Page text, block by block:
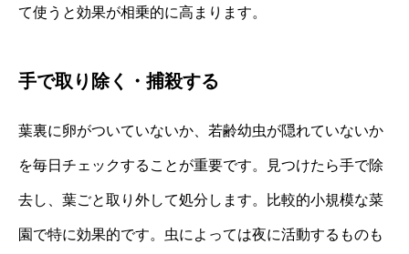
て使うと効果が相乗的に高まります。
手で取り除く・捕殺する
葉裏に卵がついていないか、若齢幼虫が隠れていないか
を毎日チェックすることが重要です。見つけたら手で除
去し、葉ごと取り外して処分します。比較的小規模な菜
園で特に効果的です。虫によっては夜に活動するものも